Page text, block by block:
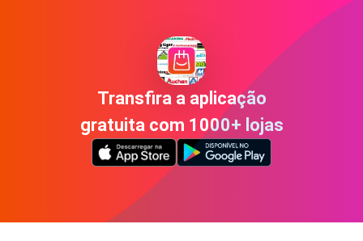
Transfira a aplicação
gratuita com 1000+ lojas